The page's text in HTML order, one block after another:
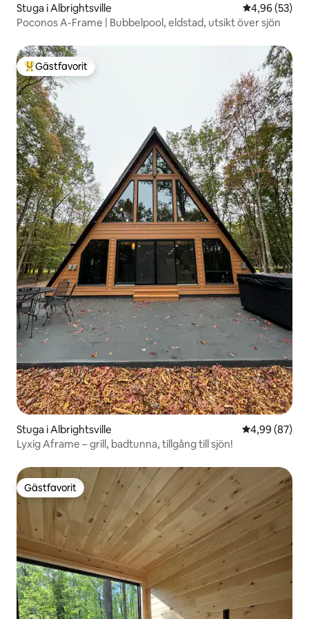
Stuga i Albrightsville 4,96 av 5 i
4,96 (53)
Poconos A-Frame | Bubbelpool, eldstad, utsikt över sjön
Populär gästfavorit
Gästfavorit
Stuga i Albrightsville 4,99 av 5 i
4,99 (87)
Lyxig Aframe – grill, badtunna, tillgång till sjön!
Gästfavorit
Gästfavorit